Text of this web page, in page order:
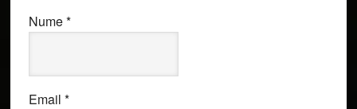
Nume*
Email *